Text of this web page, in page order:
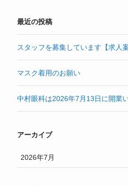
最近の投稿
スタッフを募集しています【求人案
マスク着用のお願い
中村眼科は2026年7月13日に開業
アーカイブ
2026年7月